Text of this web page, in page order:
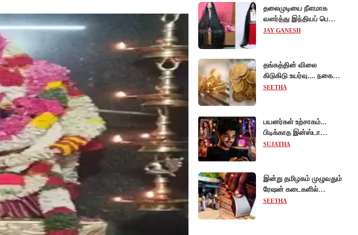
தலைமுடியை நீளமாக
வளர்த்து இந்தியப் பெண்
கின்னஸ் சாதனை!
JAY GANESH
தங்கத்தின் விலை
கிடுகிடு உயர்வு.... நகைப்
பிரியர்கள் அதிர்ச்சி!
SEETHA
பயனர்கள் உற்சாகம்...
பிடிக்காத இன்ஸ்டா
ரீல்ஸ்களை ஒரே க்ளிக்கில்
SUJATHA
இன்று தமிழகம் முழுவதும்
ரேஷன் கடைகளில்
கைவிரல் ரேகை பதிவு
SEETHA